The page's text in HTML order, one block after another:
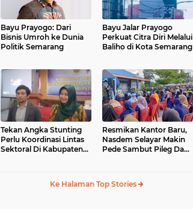
Bayu Prayogo: Dari
Bisnis Umroh ke Dunia
Politik Semarang
Bayu Jalar Prayogo
Perkuat Citra Diri Melalui
Baliho di Kota Semarang
Tekan Angka Stunting
Perlu Koordinasi Lintas
Sektoral Di Kabupaten
Resmikan Kantor Baru,
Nasdem Selayar Makin
Pede Sambut Pileg Dan
Ke Halaman Top Stories